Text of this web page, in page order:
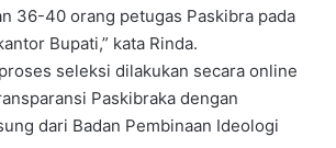
36-40 orang petugas Paskibra pada
Bupati,” kata Rinda.
seleksi dilakukan secara online
Paskibraka dengan
dari Badan Pembinaan Ideologi